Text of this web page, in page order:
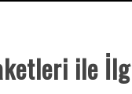
ile